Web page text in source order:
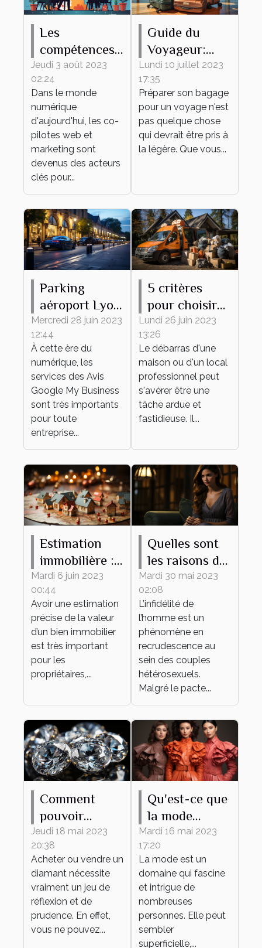
Les
compétences
clés d'un bon
co-pilote web
et marketing
Jeudi 3 août 2023
02:24
Dans le monde
numérique
d'aujourd'hui, les co-
pilotes web et
marketing sont
devenus des acteurs
clés pour...
Guide du
Voyageur:
Comment
Préparer son
Bagage
Lundi 10 juillet 2023
17:35
Préparer son bagage
pour un voyage n'est
pas quelque chose
qui devrait être pris à
la légère. Que vous...
Parking
aéroport Lyon
: comment
accroître sa
réputation
grâce aux
témoignages
des clients ?
Mercredi 28 juin 2023
12:44
À cette ère du
numérique, les
services des Avis
Google My Business
sont très importants
pour toute
entreprise...
5 critères
pour choisir
une entreprise
de débarras
Lundi 26 juin 2023
13:26
Le débarras d'une
maison ou d'un local
professionnel peut
s'avérer être une
tâche ardue et
fastidieuse. Il...
Estimation
immobilière :
ce qu’il faut
savoir
Mardi 6 juin 2023
00:44
Avoir une estimation
précise de la valeur
d’un bien immobilier
est très important
pour les
propriétaires,...
Quelles sont
les raisons de
l’infidélité de
l’homme dans
un couple ?
Mardi 30 mai 2023
02:08
L’infidélité de
l’homme est un
phénomène en
recrudescence au
sein des couples
hétérosexuels.
Malgré le pacte...
Comment
pouvoir
estimer le prix
d’un diamant
?
Jeudi 18 mai 2023
20:38
Acheter ou vendre un
diamant nécessite
vraiment un jeu de
réflexion et de
prudence. En effet,
vous ne pouvez...
Qu'est-ce que
la mode
apporte ?
Mardi 16 mai 2023
17:20
La mode est un
domaine qui fascine
et intrigue de
nombreuses
personnes. Elle peut
sembler
superficielle,...